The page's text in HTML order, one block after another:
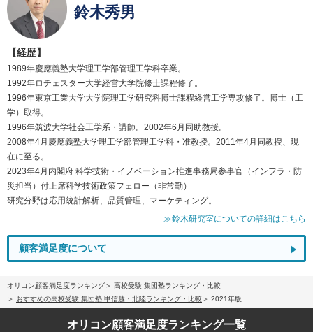
鈴木秀男
【経歴】
1989年慶應義塾大学理工学部管理工学科卒業。
1992年ロチェスター大学経営大学院修士課程修了。
1996年東京工業大学大学院理工学研究科博士課程経営工学専攻修了。博士（工
学）取得。
1996年筑波大学社会工学系・講師。2002年6月同助教授。
2008年4月慶應義塾大学理工学部管理工学科・准教授。2011年4月同教授、現
在に至る。
2023年4月内閣府 科学技術・イノベーション推進事務局参事官（インフラ・防
災担当）付上席科学技術政策フェロー（非常勤）
研究分野は応用統計解析、品質管理、マーケティング。
≫鈴木研究室についての詳細はこちら
顧客満足度について
オリコン顧客満足度ランキング
高校受験 集団塾ランキング・比較
おすすめの高校受験 集団塾 甲信越・北陸ランキング・比較
2021年版
オリコン顧客満足度ランキング一覧